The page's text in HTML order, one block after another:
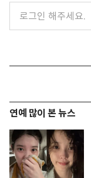
연예 많이 본 뉴스